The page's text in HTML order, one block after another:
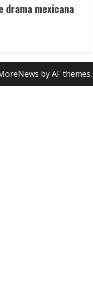
drama mexicana
by AF themes.